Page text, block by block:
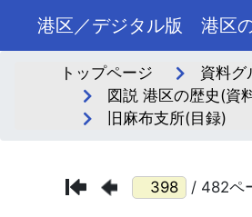
港区／デジタル版 港区
トップページ
資料グ
図説 港区の歴史(資
旧麻布支所(目録)
/ 482ペ